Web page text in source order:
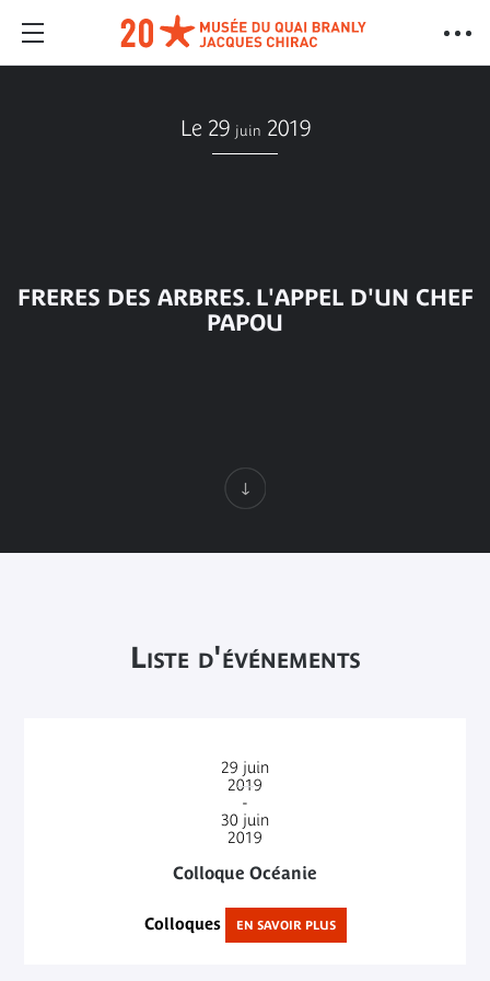
Le 29 juin 2019
FRERES DES ARBRES. L'APPEL D'UN CHEF
PAPOU
Liste d'événements
29 juin
2019
-
30 juin
2019
Colloque Océanie
Colloques EN SAVOIR PLUS